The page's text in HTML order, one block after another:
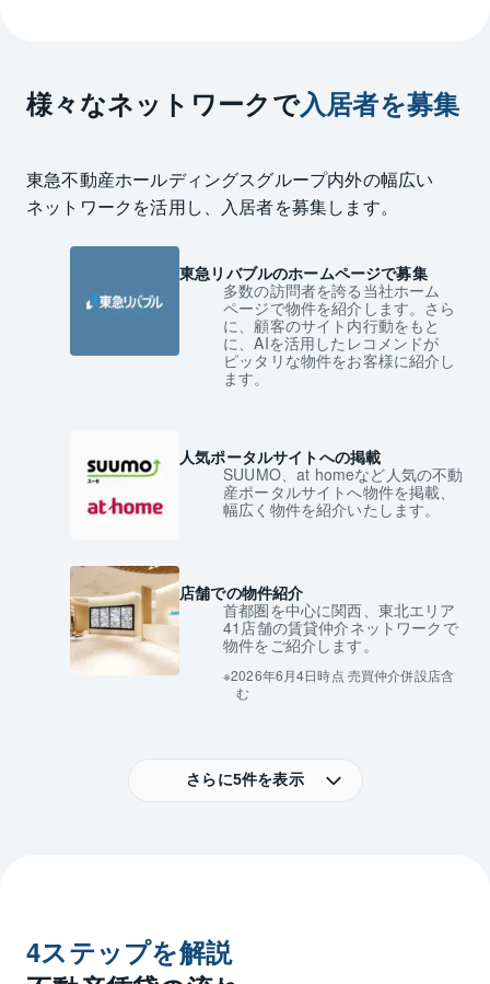
ベーシックプラン
様々なネットワークで入居者を募集
東急不動産ホールディングスグループ内外の幅広い
ネットワークを活用し、入居者を募集します。
東急リバブルのホームページで募集
多数の訪問者を誇る当社ホーム
ページで物件を紹介します。さら
に、顧客のサイト内行動をもと
に、AIを活用したレコメンドが
ピッタリな物件をお客様に紹介し
ます。
人気ポータルサイトへの掲載
SUUMO、at homeなど人気の不動
産ポータルサイトへ物件を掲載、
幅広く物件を紹介いたします。
店舗での物件紹介
首都圏を中心に関西、東北エリア
41店舗の賃貸仲介ネットワークで
物件をご紹介します。
2026年6月4日時点 売買仲介併設店含
む
さらに5件を表示
4ステップを解説